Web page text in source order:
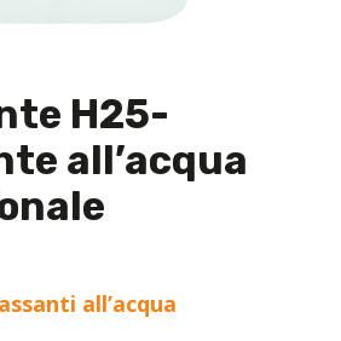
H25-
all’acqua
all’acqua